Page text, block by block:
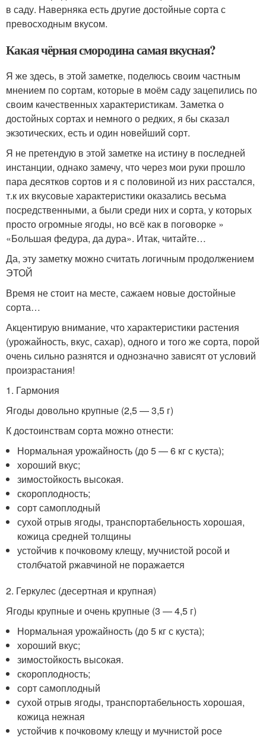
в саду. Наверняка есть другие достойные сорта с
превосходным вкусом.
Какая чёрная смородина самая вкусная?
Я же здесь, в этой заметке, поделюсь своим частным
мнением по сортам, которые в моём саду зацепились по
своим качественных характеристикам. Заметка о
достойных сортах и немного о редких, я бы сказал
экзотических, есть и один новейший сорт.
Я не претендую в этой заметке на истину в последней
инстанции, однако замечу, что через мои руки прошло
пара десятков сортов и я с половиной из них расстался,
т.к их вкусовые характеристики оказались весьма
посредственными, а были среди них и сорта, у которых
просто огромные ягоды, но всё как в поговорке »
«Большая федура, да дура». Итак, читайте…
Да, эту заметку можно считать логичным продолжением
ЭТОЙ
Время не стоит на месте, сажаем новые достойные
сорта…
Акцентирую внимание, что характеристики растения
(урожайность, вкус, сахар), одного и того же сорта, порой
очень сильно разнятся и однозначно зависят от условий
произрастания!
1. Гармония
Ягоды довольно крупные (2,5 — 3,5 г)
К достоинствам сорта можно отнести:
Нормальная урожайность (до 5 — 6 кг с куста);
хороший вкус;
зимостойкость высокая.
скороплодность;
сорт самоплодный
сухой отрыв ягоды, транспортабельность хорошая,
кожица средней толщины
устойчив к почковому клещу, мучнистой росой и
столбчатой ржавчиной не поражается
2. Геркулес (десертная и крупная)
Ягоды крупные и очень крупные (3 — 4,5 г)
Нормальная урожайность (до 5 кг с куста);
хороший вкус;
зимостойкость высокая.
скороплодность;
сорт самоплодный
сухой отрыв ягоды, транспортабельность хорошая,
кожица нежная
устойчив к почковому клещу и мучнистой росе